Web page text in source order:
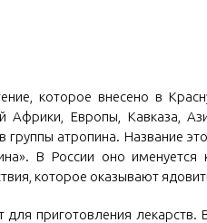
которое внесено в
Африки, Европы, Кавказа,
атропина. Название
В России оно
которое оказывают
приготовления